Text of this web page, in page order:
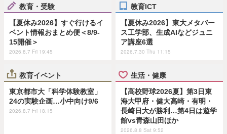
教育・受験
【夏休み2026】すぐ行けるイ
ベント情報おまとめ便＜8/9-
15開催＞
2026.8.7 Fri 19:45
教育ICT
【夏休み2026】東大メタバー
ス工学部、生成AIなどジュニ
ア講座6選
2026.7.30 Thu 11:15
教育イベント
東京都市大「科学体験教室」
24の実験企画…小中向け9/6
2026.8.7 Fri 18:15
生活・健康
【高校野球2026夏】第3日東
海大甲府・健大高崎・有明・
長崎日大が勝利…第4日は遊学
館vs青森山田ほか
2026.8.8 Sat 9:52